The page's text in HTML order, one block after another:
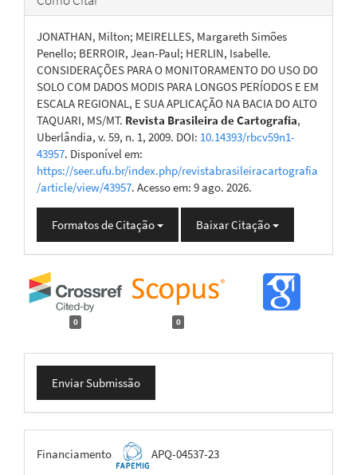
JONATHAN, Milton; MEIRELLES, Margareth Simões
Penello; BERROIR, Jean-Paul; HERLIN, Isabelle.
CONSIDERAÇÕES PARA O MONITORAMENTO DO USO DO
SOLO COM DADOS MODIS PARA LONGOS PERÍODOS E EM
ESCALA REGIONAL, E SUA APLICAÇÃO NA BACIA DO ALTO
TAQUARI, MS/MT. Revista Brasileira de Cartografia,
Uberlândia, v. 59, n. 1, 2009. DOI: 10.14393/rbcv59n1-
43957. Disponível em:
https://seer.ufu.br/index.php/revistabrasileiracartografia
/article/view/43957. Acesso em: 9 ago. 2026.
Formatos de Citação Baixar Citação
0 0
Enviar
Submissão
Enviar Submissão
FAPEMIG
Financiamento APQ-04537-23